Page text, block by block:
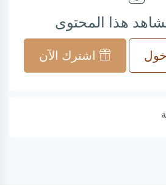
هذا المحتوى
اشترك الآن